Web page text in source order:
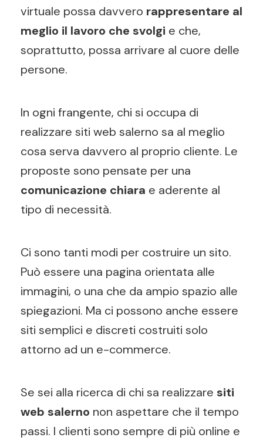
virtuale possa davvero rappresentare al
meglio il lavoro che svolgi e che,
soprattutto, possa arrivare al cuore delle
persone.
In ogni frangente, chi si occupa di
realizzare siti web salerno sa al meglio
cosa serva davvero al proprio cliente. Le
proposte sono pensate per una
comunicazione chiara e aderente al
tipo di necessità.
Ci sono tanti modi per costruire un sito.
Può essere una pagina orientata alle
immagini, o una che da ampio spazio alle
spiegazioni. Ma ci possono anche essere
siti semplici e discreti costruiti solo
attorno ad un e-commerce.
Se sei alla ricerca di chi sa realizzare siti
web salerno non aspettare che il tempo
passi. I clienti sono sempre di più online e